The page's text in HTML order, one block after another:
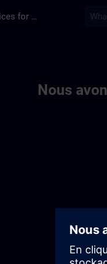
Training Services for Digital Industries
Nous